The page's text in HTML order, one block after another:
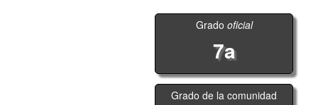
Grado oficial
7a
Grado de la comunidad